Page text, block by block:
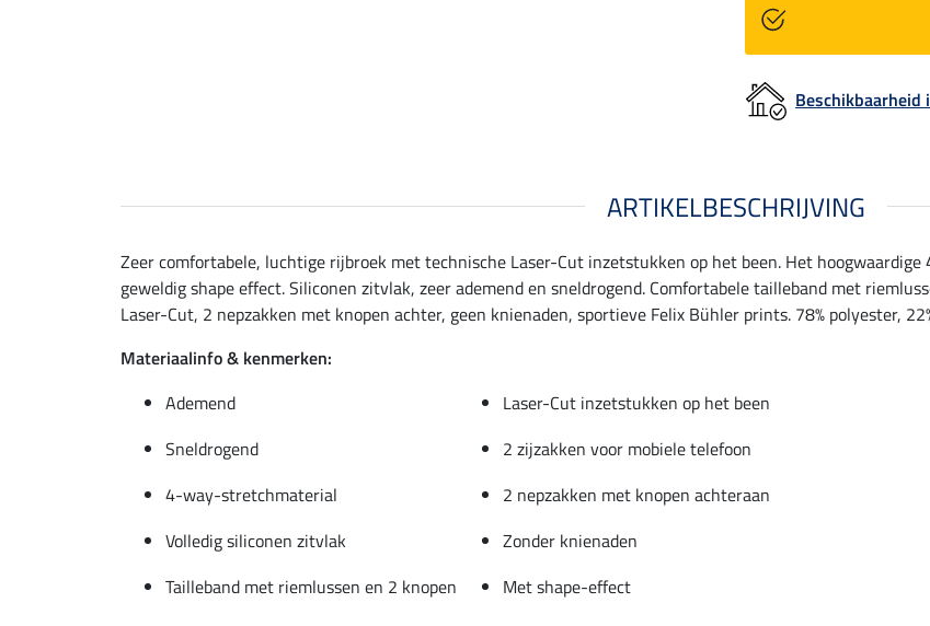
Beschikbaarheid
ARTIKELBESCHRIJVING
Zeer comfortabele, luchtige rijbroek met technische Laser-Cut inzetstukken op het been. Het
geweldig shape effect. Siliconen zitvlak, zeer ademend en sneldrogend. Comfortabele tailleband met
Laser-Cut, 2 nepzakken met knopen achter, geen knienaden, sportieve Felix Bühler prints. 78% polyester,
Materiaalinfo & kenmerken:
Ademend
Laser-Cut inzetstukken op het been
Sneldrogend
2 zijzakken voor mobiele telefoon
4-way-stretchmaterial
2 nepzakken met knopen achteraan
Volledig siliconen zitvlak
Zonder knienaden
Tailleband met riemlussen en 2 knopen
Met shape-effect